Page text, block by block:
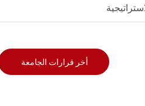
أخر قرارات الجامعة